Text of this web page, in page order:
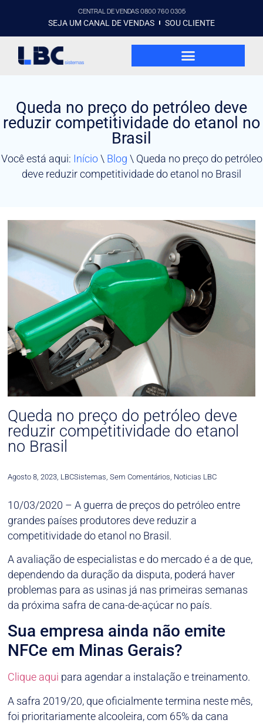
CENTRAL DE VENDAS 0800 760 0305
SEJA UM CANAL DE VENDAS SOU CLIENTE
Queda no preço do petróleo deve
reduzir competitividade do etanol no
Brasil
Você está aqui: Início\ Blog \ Queda no preço do petróleo
deve reduzir competitividade do etanol no Brasil
Queda no preço do petróleo deve
reduzir competitividade do etanol
no Brasil
Agosto 8, 2023, LBCSistemas, Sem Comentários, Noticias LBC
10/03/2020 – A guerra de preços do petróleo entre
grandes países produtores deve reduzir a
competitividade do etanol no Brasil.
A avaliação de especialistas e do mercado é a de que,
dependendo da duração da disputa, poderá haver
problemas para as usinas já nas primeiras semanas
da próxima safra de cana-de-açúcar no país.
Sua empresa ainda não emite
NFCe em Minas Gerais?
Clique aqui para agendar a instalação e treinamento.
A safra 2019/20, que oficialmente termina neste mês,
foi prioritariamente alcooleira, com 65% da cana